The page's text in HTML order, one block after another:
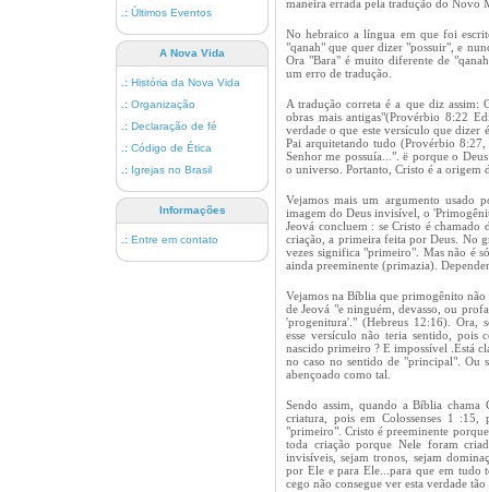
.: Últimos Eventos
A Nova Vida
.: História da Nova Vida
.: Organização
.: Declaração de fé
.: Código de Ética
.: Igrejas no Brasil
Informações
.: Entre em contato
maneira errada pela tradução do Novo
No hebraico a língua em que foi
"qanah" que quer dizer "possuir", e
Ora "Bara" é muito diferente de
um erro de tradução.
A tradução correta é a que diz assim:
obras mais antigas"(Provérbio 8:22
verdade o que este versículo que dizer
Pai arquitetando tudo (Provérbio
Senhor me possuía...". ë porque o
o universo. Portanto, Cristo é a origem
Vejamos mais um argumento usado
imagem do Deus invisível, o
Jeová concluem : se Cristo é
criação, a primeira feita por Deus. No
vezes significa "primeiro". Mas não é
ainda preeminente (primazia).
Vejamos na Bíblia que primogênito
de Jeová "e ninguém, devasso, ou
'progenitura'." (Hebreus 12:16). Ora,
esse versículo não teria sentido,
nascido primeiro ? E impossível .Está
no caso no sentido de "principal". Ou
abençoado como tal.
Sendo assim, quando a Bíblia
criatura, pois em Colossenses 1
"primeiro". Cristo é preeminente
toda criação porque Nele foram
invisíveis, sejam tronos, sejam
por Ele e para Ele...para que em tudo
cego não consegue ver esta verdade